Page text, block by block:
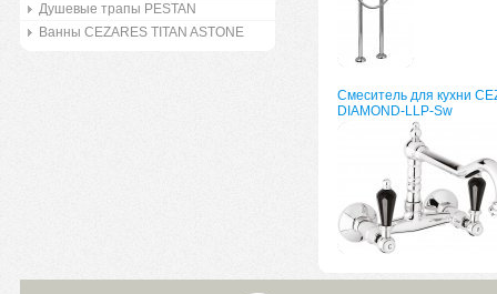
Душевые трапы PESTAN
Ванны CEZARES TITAN ASTONE
Смеситель для кухни
DIAMOND-LLP-Sw